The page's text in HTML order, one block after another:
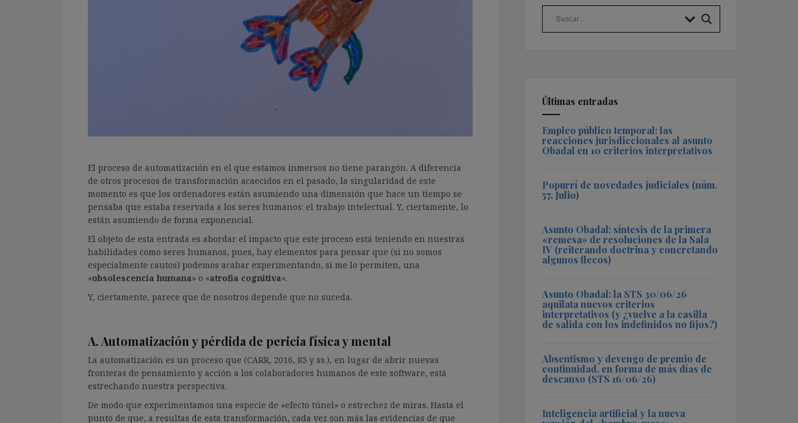
El proceso de automatización en el que estamos inmersos no tiene parangón. A diferencia
de otros procesos de transformación acaecidos en el pasado, la singularidad de este
momento es que los ordenadores están asumiendo una dimensión que hace un tiempo se
pensaba que estaba reservada a los seres humanos: el trabajo intelectual. Y, ciertamente, lo
están asumiendo de forma exponencial.
El objeto de esta entrada es abordar el impacto que este proceso está teniendo en nuestras
habilidades como seres humanos, pues, hay elementos para pensar que (si no somos
especialmente cautos) podemos acabar experimentando, si me lo permiten, una
«obsolescencia humana» o «atrofia cognitiva«.
Y, ciertamente, parece que de nosotros depende que no suceda.
A. Automatización y pérdida de pericia física y mental
La automatización es un proceso que (CARR, 2016, 83 y ss.), en lugar de abrir nuevas
fronteras de pensamiento y acción a los colaboradores humanos de este software, está
estrechando nuestra perspectiva.
De modo que experimentamos una especie de «efecto túnel» o estrechez de miras. Hasta el
punto de que, a resultas de esta transformación, cada vez son más las evidencias de que
Últimas entradas
Empleo público temporal: las
reacciones jurisdiccionales al asunto
Obadal en 10 criterios interpretativos
Popurrí de novedades judiciales (núm.
57, Julio)
Asunto Obadal: síntesis de la primera
«remesa» de resoluciones de la Sala
IV (reiterando doctrina y concretando
algunos flecos)
Asunto Obadal: la STS 30/06/26
aquilata nuevos criterios
interpretativos (y ¿vuelve a la casilla
de salida con los indefinidos no fijos?)
Absentismo y devengo de premio de
continuidad, en forma de más días de
descanso (STS 16/06/26)
Inteligencia artificial y la nueva